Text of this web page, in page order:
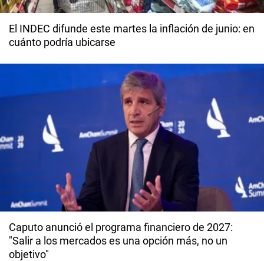
El INDEC difunde este martes la inflación de junio: en
cuánto podría ubicarse
Caputo anunció el programa financiero de 2027:
"Salir a los mercados es una opción más, no un
objetivo"